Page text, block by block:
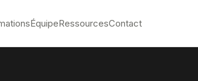
ÉquipeRessourcesContact